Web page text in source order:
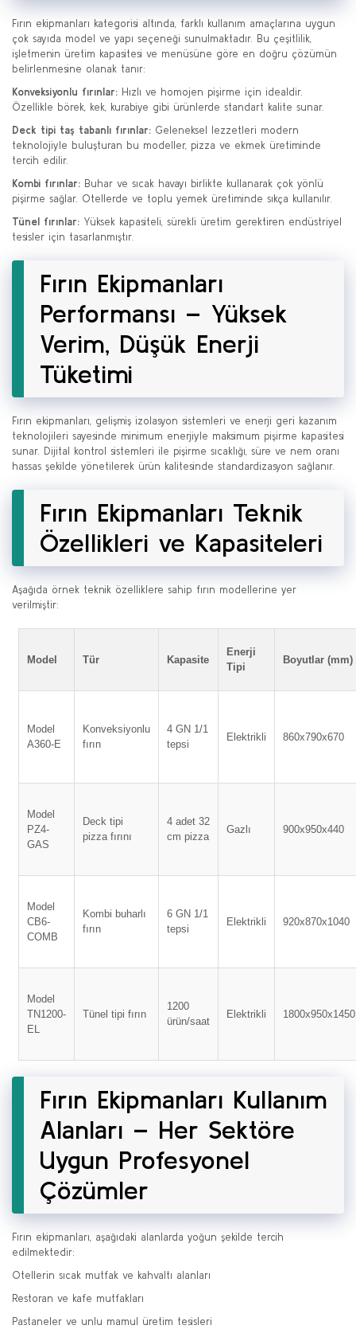
Fırın ekipmanları kategorisi altında, farklı kullanım amaçlarına uygun
çok sayıda model ve yapı seçeneği sunulmaktadır. Bu çeşitlilik,
işletmenin üretim kapasitesi ve menüsüne göre en doğru çözümün
belirlenmesine olanak tanır:
Konveksiyonlu fırınlar: Hızlı ve homojen pişirme için idealdir.
Özellikle börek, kek, kurabiye gibi ürünlerde standart kalite sunar.
Deck tipi taş tabanlı fırınlar: Geleneksel lezzetleri modern
teknolojiyle buluşturan bu modeller, pizza ve ekmek üretiminde
tercih edilir.
Kombi fırınlar: Buhar ve sıcak havayı birlikte kullanarak çok yönlü
pişirme sağlar. Otellerde ve toplu yemek üretiminde sıkça kullanılır.
Tünel fırınlar: Yüksek kapasiteli, sürekli üretim gerektiren endüstriyel
tesisler için tasarlanmıştır.
Fırın Ekipmanları
Performansı – Yüksek
Verim, Düşük Enerji
Tüketimi
Fırın ekipmanları, gelişmiş izolasyon sistemleri ve enerji geri kazanım
teknolojileri sayesinde minimum enerjiyle maksimum pişirme kapasitesi
sunar. Dijital kontrol sistemleri ile pişirme sıcaklığı, süre ve nem oranı
hassas şekilde yönetilerek ürün kalitesinde standardizasyon sağlanır.
Fırın Ekipmanları Teknik
Özellikleri ve Kapasiteleri
Aşağıda örnek teknik özelliklere sahip fırın modellerine yer
verilmiştir:
Model Tür Kapasite
Enerji
Tipi
Boyutlar (mm)
Model
A360-E
Konveksiyonlu
fırın
4 GN 1/1
tepsi
Elektrikli 860x790x670
Model
PZ4-
GAS
Deck tipi
pizza fırını
4 adet 32
cm pizza
Gazlı 900x950x440
Model
CB6-
COMB
Kombi buharlı
fırın
6 GN 1/1
tepsi
Elektrikli 920x870x1040
Model
TN1200-
EL
Tünel tipi fırın
1200
ürün/saat
Elektrikli 1800x950x1450
Fırın Ekipmanları Kullanım
Alanları – Her Sektöre
Uygun Profesyonel
Çözümler
Fırın ekipmanları, aşağıdaki alanlarda yoğun şekilde tercih
edilmektedir:
Otellerin sıcak mutfak ve kahvaltı alanları
Restoran ve kafe mutfakları
Pastaneler ve unlu mamul üretim tesisleri